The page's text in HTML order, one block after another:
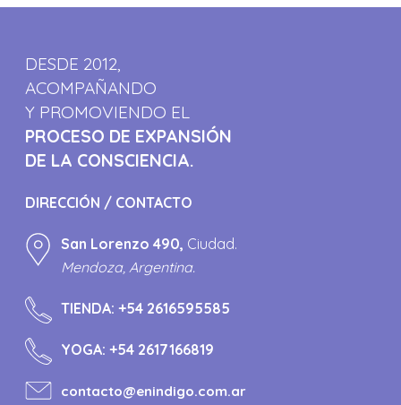
DESDE 2012,
ACOMPAÑANDO
Y PROMOVIENDO EL
PROCESO DE EXPANSIÓN
DE LA CONSCIENCIA.
DIRECCIÓN / CONTACTO
San Lorenzo 490, Ciudad.
Mendoza, Argentina.
TIENDA:+54 2616595585
YOGA:+54 2617166819
contacto@enindigo.com.ar